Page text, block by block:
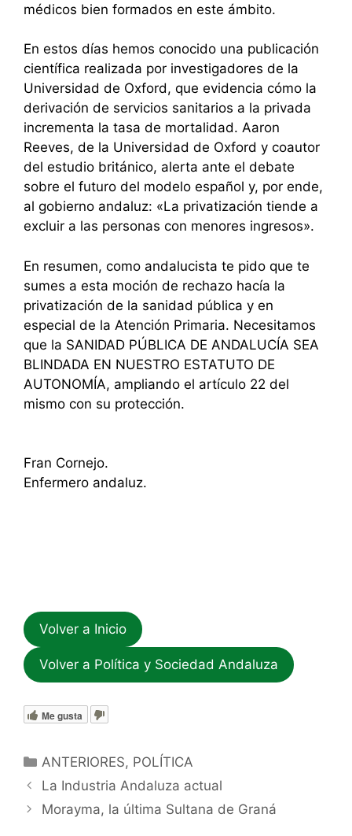
médicos bien formados en este ámbito.
En estos días hemos conocido una publicación
científica realizada por investigadores de la
Universidad de Oxford, que evidencia cómo la
derivación de servicios sanitarios a la privada
incrementa la tasa de mortalidad. Aaron
Reeves, de la Universidad de Oxford y coautor
del estudio británico, alerta ante el debate
sobre el futuro del modelo español y, por ende,
al gobierno andaluz: «La privatización tiende a
excluir a las personas con menores ingresos».
En resumen, como andalucista te pido que te
sumes a esta moción de rechazo hacía la
privatización de la sanidad pública y en
especial de la Atención Primaria. Necesitamos
que la SANIDAD PÚBLICA DE ANDALUCÍA SEA
BLINDADA EN NUESTRO ESTATUTO DE
AUTONOMÍA, ampliando el artículo 22 del
mismo con su protección.
Fran Cornejo.
Enfermero andaluz.
Volver a Inicio
Volver a Política y Sociedad Andaluza
Me gusta
Categorías
ANTERIORES, POLÍTICA
La Industria Andaluza actual
Morayma, la última Sultana de Graná